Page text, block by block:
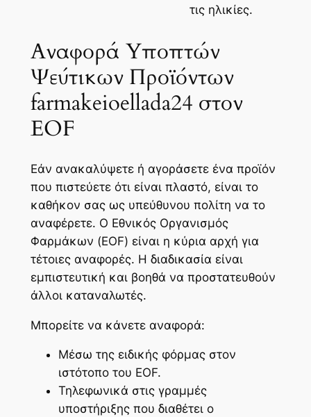
τις ηλικίες.
Αναφορά Υποπτών
Ψεύτικων Προϊόντων
farmakeioellada24 στον
EOF
Εάν ανακαλύψετε ή αγοράσετε ένα προϊόν
που πιστεύετε ότι είναι πλαστό, είναι το
καθήκον σας ως υπεύθυνου πολίτη να το
αναφέρετε. Ο Εθνικός Οργανισμός
Φαρμάκων (EOF) είναι η κύρια αρχή για
τέτοιες αναφορές. Η διαδικασία είναι
εμπιστευτική και βοηθά να προστατευθούν
άλλοι καταναλωτές.
Μπορείτε να κάνετε αναφορά:
Μέσω της ειδικής φόρμας στον
ιστότοπο του EOF.
Τηλεφωνικά στις γραμμές
υποστήριξης που διαθέτει ο